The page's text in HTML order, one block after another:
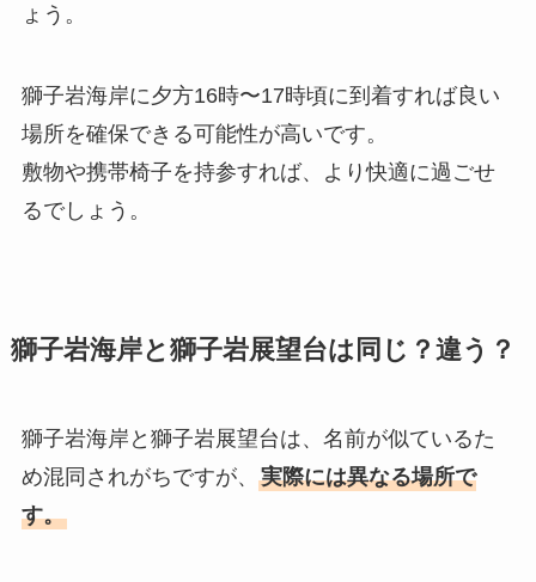
ょう。
獅子岩海岸に夕方16時〜17時頃に到着すれば良い
場所を確保できる可能性が高いです。
敷物や携帯椅子を持参すれば、より快適に過ごせ
るでしょう。
獅子岩海岸と獅子岩展望台は同じ？違う？
獅子岩海岸と獅子岩展望台は、名前が似ているた
め混同されがちですが、 実際には異なる場所で
す。